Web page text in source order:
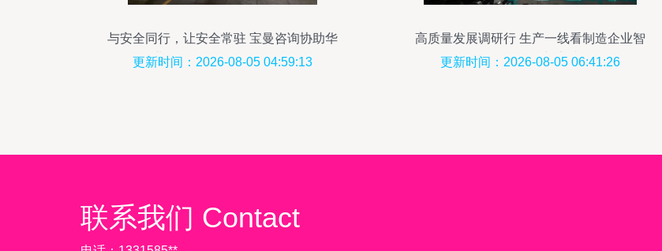
与安全同行，让安全常驻 宝曼咨询协助华
友钴业开展现场EHS管理现状调研
更新时间：2026-08-05 04:59:13
高质量发展调研行 生产一线看制造企业智
改数转网联新实践
更新时间：2026-08-05 06:41:26
联系我们 Contact